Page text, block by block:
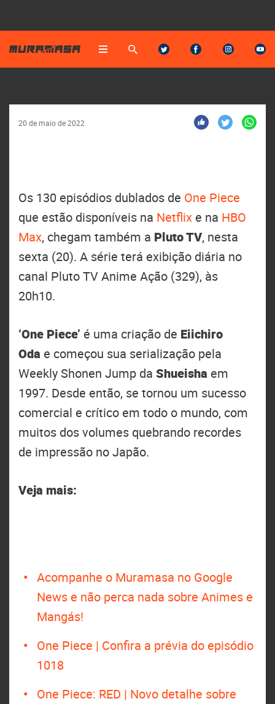
Início
20 de maio de 2022
Os 130 episódios dublados de One Piece
que estão disponíveis na Netflix e na HBO
Max, chegam também a Pluto TV, nesta
sexta (20). A série terá exibição diária no
canal Pluto TV Anime Ação (329), às
20h10.
‘One Piece’ é uma criação de Eiichiro
Oda e começou sua serialização pela
Weekly Shonen Jump da Shueisha em
1997. Desde então, se tornou um sucesso
comercial e crítico em todo o mundo, com
muitos dos volumes quebrando recordes
de impressão no Japão.
Veja mais:
Acompanhe o Muramasa no Google
News e não perca nada sobre Animes e
Mangás!
One Piece | Confira a prévia do episódio
1018
One Piece: RED | Novo detalhe sobre